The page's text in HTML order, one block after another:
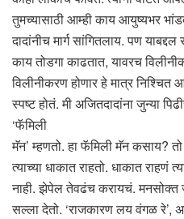
तुमच्यासाठी आम्ही काय आयुष्यभर
दादांनीच मार्ग सांगितलाय. पण
काय तोडगा काढतात, यावरच
विलीनीकरण होणार हे मात्र
स्पष्ट होतं. मी अजितदादांना जुन्या
‘फॅमिली
मॅन’ म्हणतो. हा फॅमिली मॅन कसाय?
त्याच्या धाकात राहतो. धाकात राहणं
नाही. झेपेल तेवढंच करायचं.
सल्ला देतो. ‘राजकारण लय वंगळ रे’,